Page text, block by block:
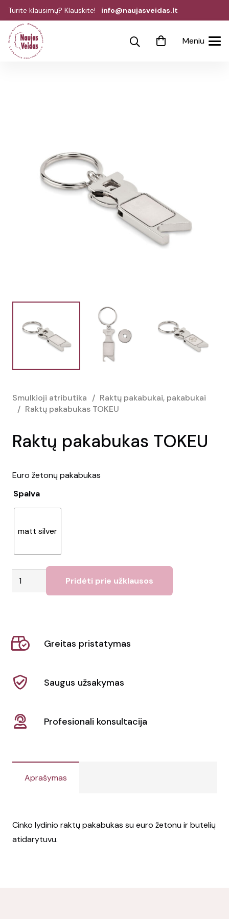
Turite klausimų? Klauskite! info@naujasveidas.lt
Meniu
Smulkioji atributika / Raktų pakabukai, pakabukai
/ Raktų pakabukas TOKEU
Raktų pakabukas TOKEU
Euro žetonų pakabukas
Spalva
matt silver
produkto
TOKEU
Pridėti prie užklausos
Greitas pristatymas
Saugus užsakymas
Profesionali konsultacija
Aprašymas
Cinko lydinio raktų pakabukas su euro žetonu ir butelių
atidarytuvu.